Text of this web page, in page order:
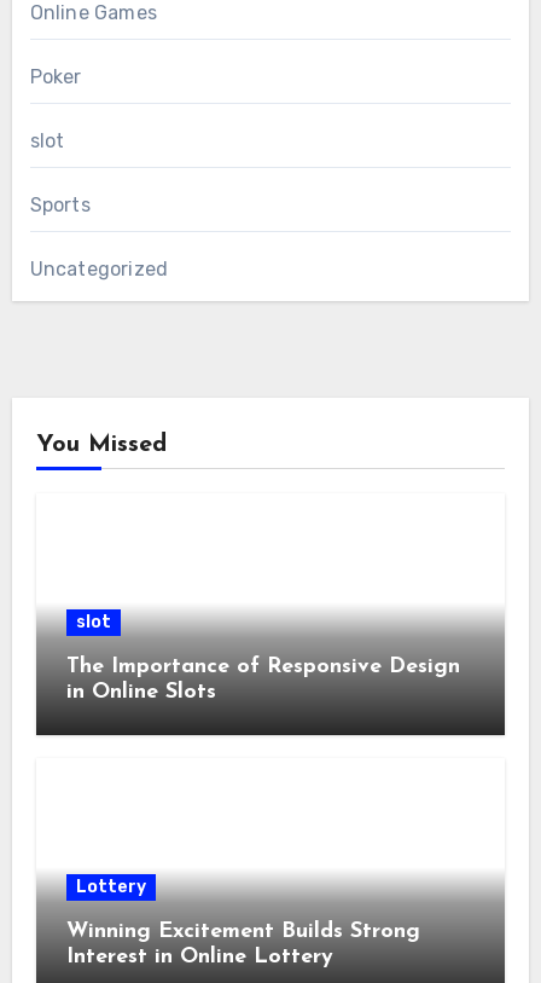
Online Games
Poker
slot
Sports
Uncategorized
You Missed
slot
The Importance of Responsive Design
in Online Slots
Lottery
Winning Excitement Builds Strong
Interest in Online Lottery